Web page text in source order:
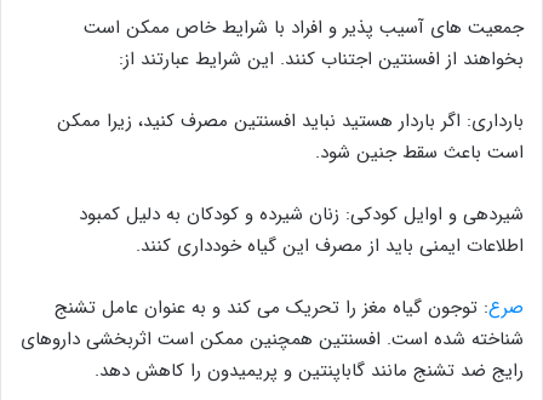
جمعیت های آسیب پذیر و افراد با شرایط خاص ممکن است
بخواهند از افسنتین اجتناب کنند. این شرایط عبارتند از:
بارداری: اگر باردار هستید نباید افسنتین مصرف کنید، زیرا ممکن
است باعث سقط جنین شود.
شیردهی و اوایل کودکی: زنان شیرده و کودکان به دلیل کمبود
اطلاعات ایمنی باید از مصرف این گیاه خودداری کنند.
صرع: توجون گیاه مغز را تحریک می کند و به عنوان عامل تشنج
شناخته شده است. افسنتین همچنین ممکن است اثربخشی داروهای
رایج ضد تشنج مانند گاباپنتین و پریمیدون را کاهش دهد.